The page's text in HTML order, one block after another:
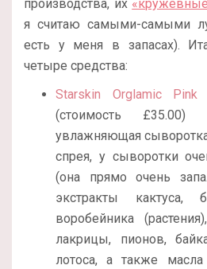
производства, их
я считаю самыми-самыми
есть у меня в запасах).
четыре средства:
Starskin Orglamic
(стоимость
увлажняющая
спрея, у сыворотки
(она прямо очень
экстракты кактуса,
воробейника
лакрицы, пионов,
лотоса, а также масла